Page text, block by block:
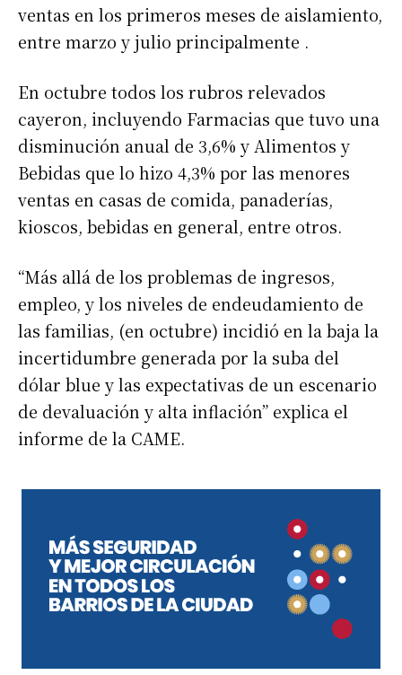
ventas en los primeros meses de aislamiento,
entre marzo y julio principalmente .
En octubre todos los rubros relevados
cayeron, incluyendo Farmacias que tuvo una
disminución anual de 3,6% y Alimentos y
Bebidas que lo hizo 4,3% por las menores
ventas en casas de comida, panaderías,
kioscos, bebidas en general, entre otros.
“Más allá de los problemas de ingresos,
empleo, y los niveles de endeudamiento de
las familias, (en octubre) incidió en la baja la
incertidumbre generada por la suba del
dólar blue y las expectativas de un escenario
de devaluación y alta inflación” explica el
informe de la CAME.